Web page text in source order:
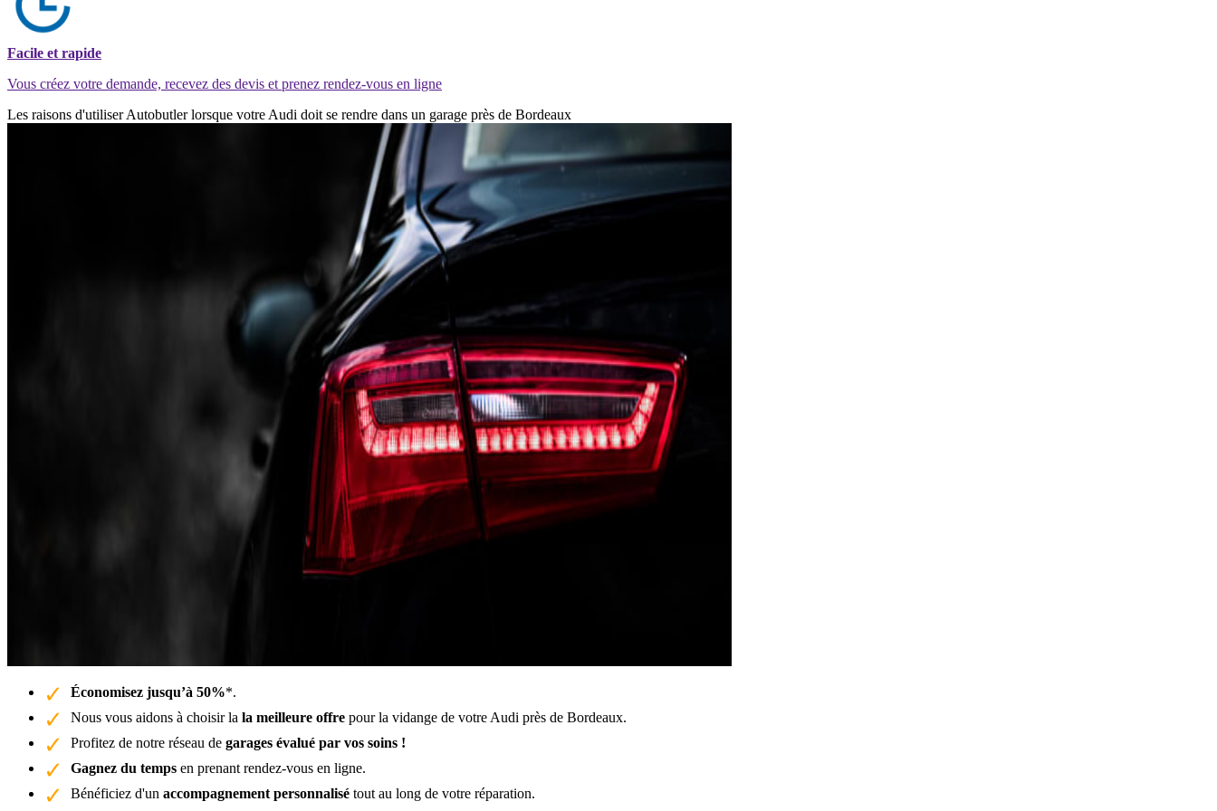
Facile et rapide
Vous créez votre demande, recevez des devis et prenez rendez-vous en ligne
Les raisons d'utiliser Autobutler lorsque votre Audi doit se rendre dans un garage près de Bordeaux
Économisez jusqu’à 50%*.
Nous vous aidons à choisir la la meilleure offre pour la vidange de votre Audi près de Bordeaux.
Profitez de notre réseau de garages évalué par vos soins !
Gagnez du temps en prenant rendez-vous en ligne.
Bénéficiez d'un accompagnement personnalisé tout au long de votre réparation.